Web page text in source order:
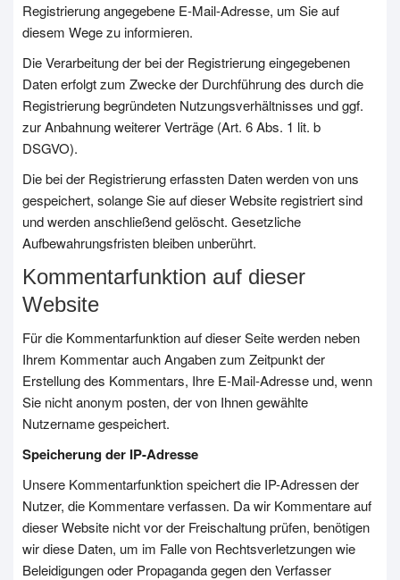
Registrierung angegebene E-Mail-Adresse, um Sie auf
diesem Wege zu informieren.
Die Verarbeitung der bei der Registrierung eingegebenen
Daten erfolgt zum Zwecke der Durchführung des durch die
Registrierung begründeten Nutzungsverhältnisses und ggf.
zur Anbahnung weiterer Verträge (Art. 6 Abs. 1 lit. b
DSGVO).
Die bei der Registrierung erfassten Daten werden von uns
gespeichert, solange Sie auf dieser Website registriert sind
und werden anschließend gelöscht. Gesetzliche
Aufbewahrungsfristen bleiben unberührt.
Kommentarfunktion auf dieser
Website
Für die Kommentarfunktion auf dieser Seite werden neben
Ihrem Kommentar auch Angaben zum Zeitpunkt der
Erstellung des Kommentars, Ihre E-Mail-Adresse und, wenn
Sie nicht anonym posten, der von Ihnen gewählte
Nutzername gespeichert.
Speicherung der IP-Adresse
Unsere Kommentarfunktion speichert die IP-Adressen der
Nutzer, die Kommentare verfassen. Da wir Kommentare auf
dieser Website nicht vor der Freischaltung prüfen, benötigen
wir diese Daten, um im Falle von Rechtsverletzungen wie
Beleidigungen oder Propaganda gegen den Verfasser